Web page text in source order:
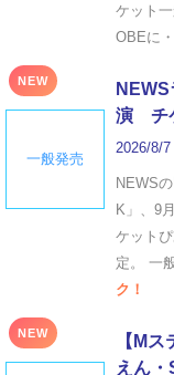
ケット
OBEに
NEW
一般発売
演 チ
2026/8/
NEWS
K」、9
ケット
定。 一
ク！
NEW
【M
えん